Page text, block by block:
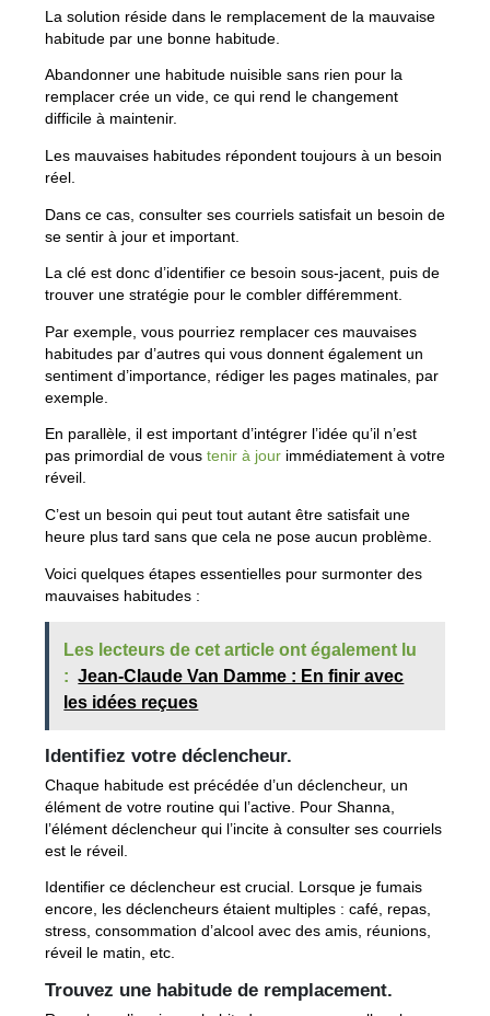
La solution réside dans le remplacement de la mauvaise
habitude par une bonne habitude.
Abandonner une habitude nuisible sans rien pour la
remplacer crée un vide, ce qui rend le changement
difficile à maintenir.
Les mauvaises habitudes répondent toujours à un besoin
réel.
Dans ce cas, consulter ses courriels satisfait un besoin de
se sentir à jour et important.
La clé est donc d’identifier ce besoin sous-jacent, puis de
trouver une stratégie pour le combler différemment.
Par exemple, vous pourriez remplacer ces mauvaises
habitudes par d’autres qui vous donnent également un
sentiment d’importance, rédiger les pages matinales, par
exemple.
En parallèle, il est important d’intégrer l’idée qu’il n’est
pas primordial de vous tenir à jourimmédiatement à votre
réveil.
C’est un besoin qui peut tout autant être satisfait une
heure plus tard sans que cela ne pose aucun problème.
Voici quelques étapes essentielles pour surmonter des
mauvaises habitudes :
Les lecteurs de cet article ont également lu
: Jean-Claude Van Damme : En finir avec
les idées reçues
Identifiez votre déclencheur.
Chaque habitude est précédée d’un déclencheur, un
élément de votre routine qui l’active. Pour Shanna,
l’élément déclencheur qui l’incite à consulter ses courriels
est le réveil.
Identifier ce déclencheur est crucial. Lorsque je fumais
encore, les déclencheurs étaient multiples : café, repas,
stress, consommation d’alcool avec des amis, réunions,
réveil le matin, etc.
Trouvez une habitude de remplacement.